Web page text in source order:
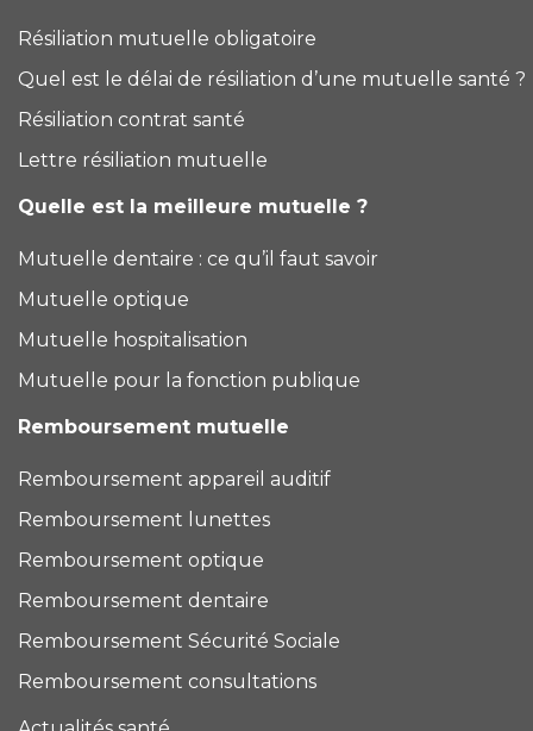
Résiliation mutuelle obligatoire
Quel est le délai de résiliation d’une mutuelle santé ?
Résiliation contrat santé
Lettre résiliation mutuelle
Quelle est la meilleure mutuelle ?
Mutuelle dentaire : ce qu’il faut savoir
Mutuelle optique
Mutuelle hospitalisation
Mutuelle pour la fonction publique
Remboursement mutuelle
Remboursement appareil auditif
Remboursement lunettes
Remboursement optique
Remboursement dentaire
Remboursement Sécurité Sociale
Remboursement consultations